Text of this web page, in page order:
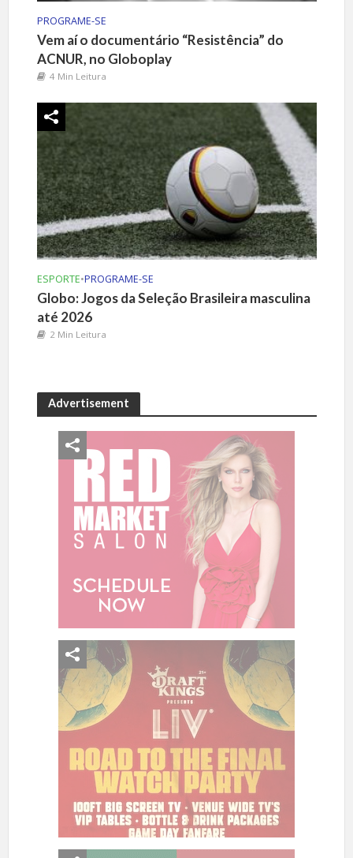
PROGRAME-SE
Vem aí o documentário “Resistência” do
ACNUR, no Globoplay
4 Min Leitura
ESPORTE•PROGRAME-SE
Globo: Jogos da Seleção Brasileira masculina
até 2026
2 Min Leitura
Advertisement